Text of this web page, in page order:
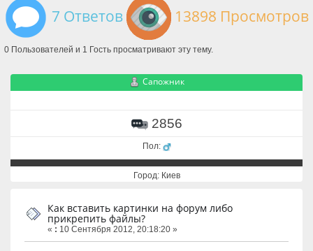
7 Ответов 13898 Просмотров
0 Пользователей и 1 Гость просматривают эту тему.
Сапожник
2856
Пол:
Город: Киев
Как вставить картинки на форум либо
прикрепить файлы?
« : 10 Сентября 2012, 20:18:20 »